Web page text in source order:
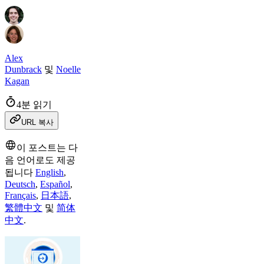
Alex
Dunbrack 및 Noelle
Kagan
4분 읽기
URL 복사
이 포스트는 다
음 언어로도 제공
됩니다 English,
Deutsch, Español,
Français, 日本語,
繁體中文 및 简体
中文.